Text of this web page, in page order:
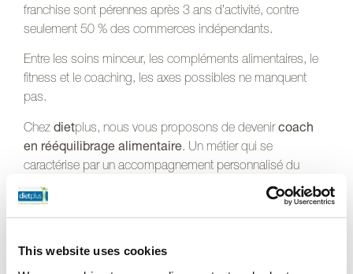
This website uses cookies
franchise sont pérennes après 3 ans d’activité, contre
seulement 50 % des commerces indépendants.
Entre les soins minceur, les compléments alimentaires, le
fitness et le coaching, les axes possibles ne manquent
pas.
Chez dietplus, nous vous proposons de devenircoach
en rééquilibrage alimentaire. Un métier qui se
caractérise par un accompagnement personnalisé du
client, en visant des objectifs adaptés. Si vous êtes prêt.e
à établir
avec les personnes